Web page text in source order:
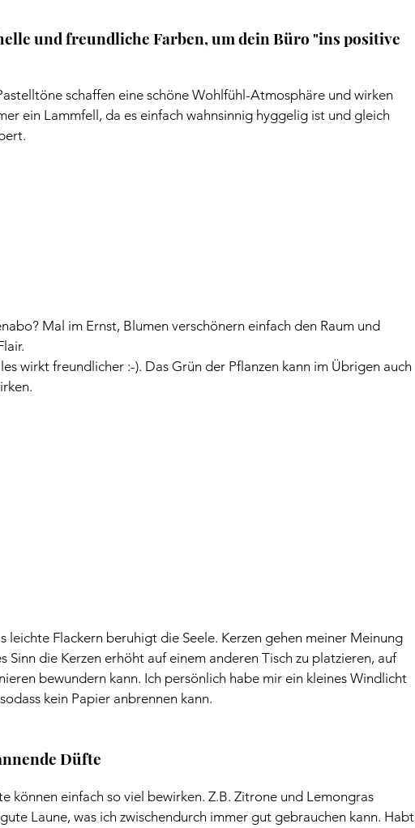
und freundliche Farben, um dein Büro "ins positive
schaffen eine schöne Wohlfühl-Atmosphäre und wirken
ein Lammfell, da es einfach wahnsinnig hyggelig ist und gleich
Mal im Ernst, Blumen verschönern einfach den Raum und
wirkt freundlicher :-). Das Grün der Pflanzen kann im Übrigen auch
leichte Flackern beruhigt die Seele. Kerzen gehen meiner Meinung
Sinn die Kerzen erhöht auf einem anderen Tisch zu platzieren, auf
bewundern kann. Ich persönlich habe mir ein kleines Windlicht
kein Papier anbrennen kann.
Düfte
können einfach so viel bewirken. Z.B. Zitrone und Lemongras
Laune, was ich zwischendurch immer gut gebrauchen kann. Habt